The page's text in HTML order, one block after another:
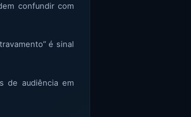
confundir com
é sinal
de audiência em